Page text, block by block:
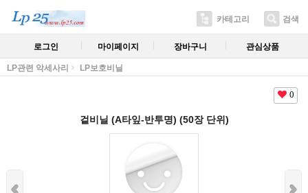
카테고리 검색
로그인 마이페이지 장바구니 관심상품
LP관련 악세사리 LP보호비닐
0
겉비닐 (A타잎-반투명) (50장 단위)